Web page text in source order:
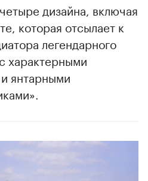
дизайна, включая
которая отсылает к
легендарного
характерными
янтарными